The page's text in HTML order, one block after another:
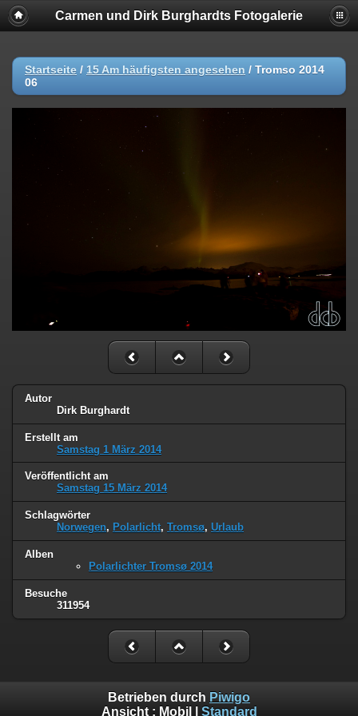
Carmen und Dirk Burghardts Fotogalerie
Startseite / 15 Am häufigsten angesehen / Tromso 2014
06
Autor
Dirk Burghardt
Erstellt am
Samstag 1 März 2014
Veröffentlicht am
Samstag 15 März 2014
Schlagwörter
Norwegen, Polarlicht, Tromsø, Urlaub
Alben
Polarlichter Tromsø 2014
Besuche
311954
Betrieben durch Piwigo
Ansicht : Mobil Standard